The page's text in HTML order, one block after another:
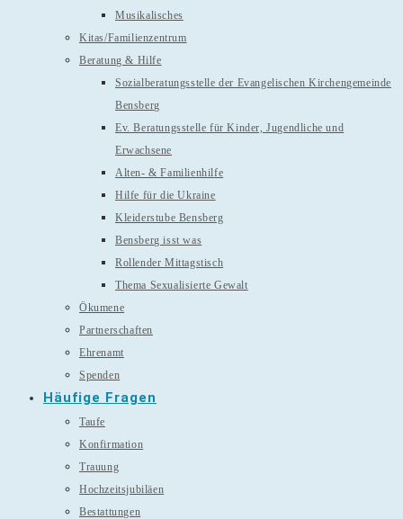
Musikalisches
Kitas/Familienzentrum
Beratung & Hilfe
Sozialberatungsstelle der Evangelischen Kirchengemeinde
Bensberg
Ev. Beratungsstelle für Kinder, Jugendliche und
Erwachsene
Alten- & Familienhilfe
Hilfe für die Ukraine
Kleiderstube Bensberg
Bensberg isst was
Rollender Mittagstisch
Thema Sexualisierte Gewalt
Ökumene
Partnerschaften
Ehrenamt
Spenden
Häufige Fragen
Taufe
Konfirmation
Trauung
Hochzeitsjubiläen
Bestattungen